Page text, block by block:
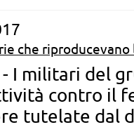
che
- I militari del
contro il
tutelate dal